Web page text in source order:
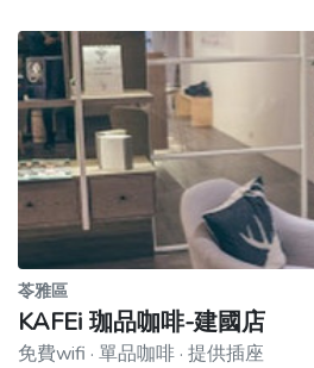
苓雅區
KAFEi 珈品咖啡-建國店
免費wifi · 單品咖啡 · 提供插座